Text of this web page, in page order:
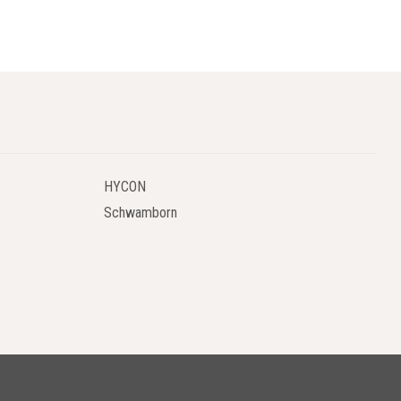
gred, so naši modeli z rezili spredaj odlična izbira. Prinašajo
HYCON
Schwamborn